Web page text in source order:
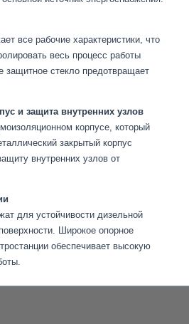
все рабочие характеристики, что
весь процесс работы
защитное стекло предотвращает
и защита внутренних узлов
корпусе, который
закрытый корпус
внутренних узлов от
для устойчивости дизельной
Широкое опорное
обеспечивает высокую